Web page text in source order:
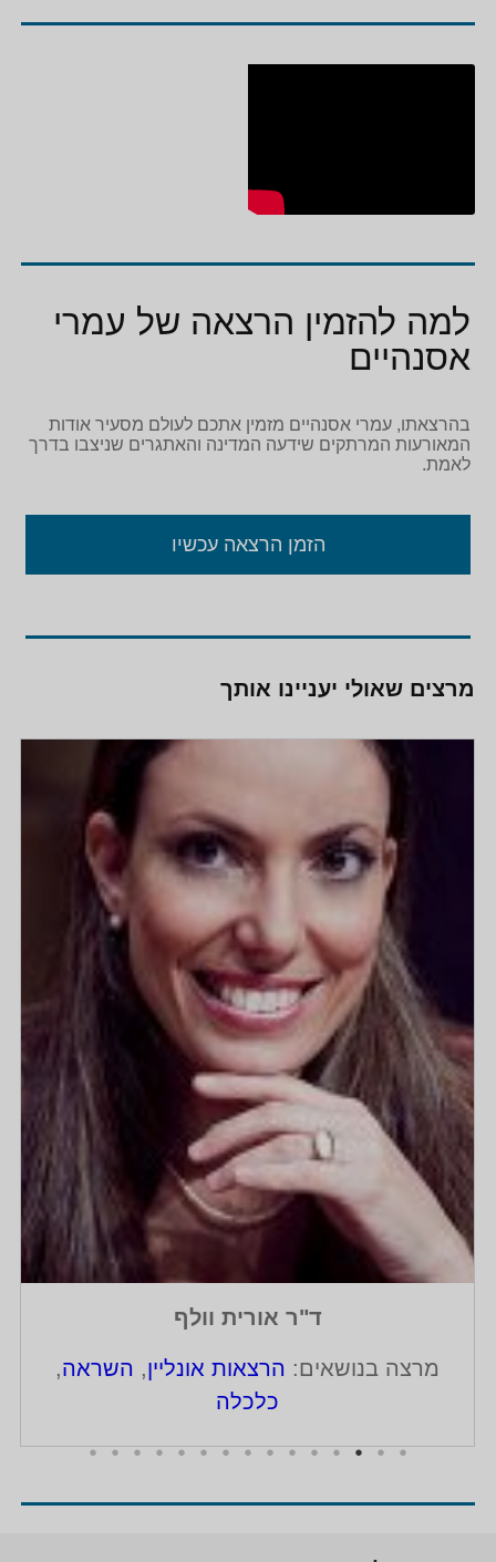
למה להזמין הרצאה של עמרי
אסנהיים
בהרצאתו, עמרי אסנהיים מזמין אתכם לעולם מסעיר אודות
המאורעות המרתקים שידעה המדינה והאתגרים שניצבו בדרך
לאמת.
הזמן הרצאה עכשיו
מרצים שאולי יעניינו אותך
ד"ר אורית וולף
מרצה בנושאים: הרצאות אונליין, השראה,
כלכלה